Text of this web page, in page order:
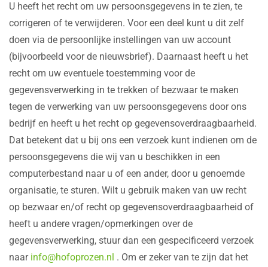
U heeft het recht om uw persoonsgegevens in te zien, te
corrigeren of te verwijderen. Voor een deel kunt u dit zelf
doen via de persoonlijke instellingen van uw account
(bijvoorbeeld voor de nieuwsbrief). Daarnaast heeft u het
recht om uw eventuele toestemming voor de
gegevensverwerking in te trekken of bezwaar te maken
tegen de verwerking van uw persoonsgegevens door ons
bedrijf en heeft u het recht op gegevensoverdraagbaarheid.
Dat betekent dat u bij ons een verzoek kunt indienen om de
persoonsgegevens die wij van u beschikken in een
computerbestand naar u of een ander, door u genoemde
organisatie, te sturen. Wilt u gebruik maken van uw recht
op bezwaar en/of recht op gegevensoverdraagbaarheid of
heeft u andere vragen/opmerkingen over de
gegevensverwerking, stuur dan een gespecificeerd verzoek
naar info@hofoprozen.nl . Om er zeker van te zijn dat het